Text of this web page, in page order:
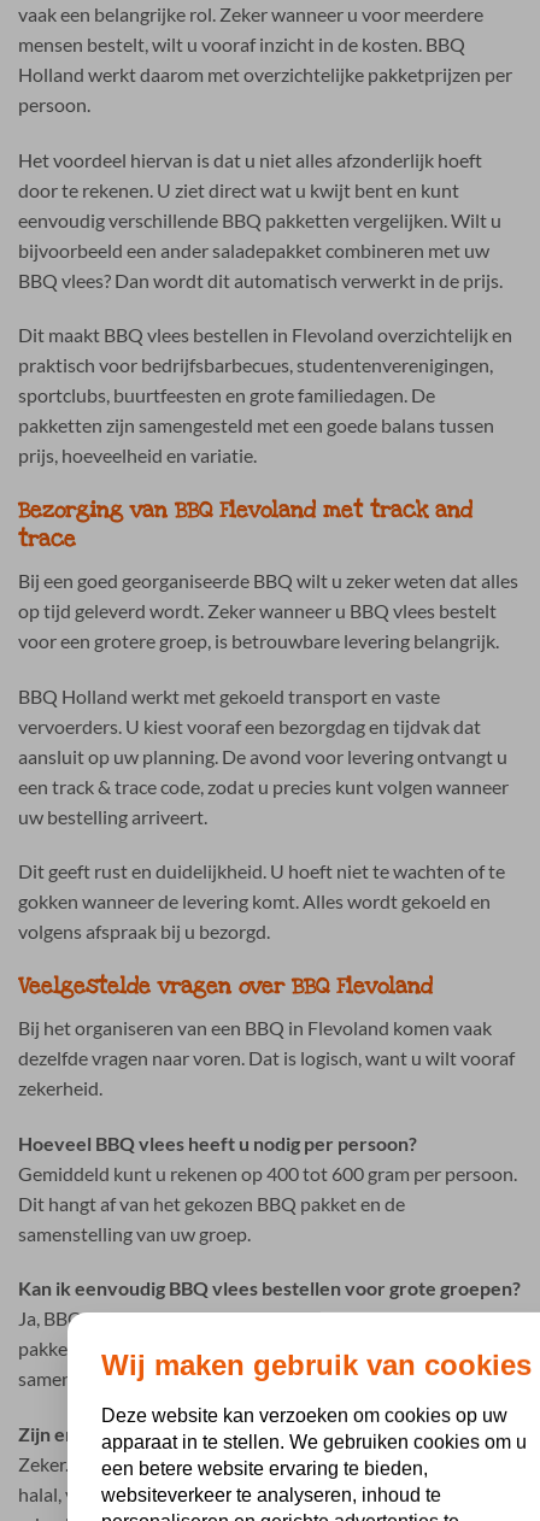
vaak een belangrijke rol. Zeker wanneer u voor meerdere
mensen bestelt, wilt u vooraf inzicht in de kosten. BBQ
Holland werkt daarom met overzichtelijke pakketprijzen per
persoon.
Het voordeel hiervan is dat u niet alles afzonderlijk hoeft
door te rekenen. U ziet direct wat u kwijt bent en kunt
eenvoudig verschillende BBQ pakketten vergelijken. Wilt u
bijvoorbeeld een ander saladepakket combineren met uw
BBQ vlees? Dan wordt dit automatisch verwerkt in de prijs.
Dit maakt BBQ vlees bestellen in Flevoland overzichtelijk en
praktisch voor bedrijfsbarbecues, studentenverenigingen,
sportclubs, buurtfeesten en grote familiedagen. De
pakketten zijn samengesteld met een goede balans tussen
prijs, hoeveelheid en variatie.
Bezorging van BBQ Flevoland met track and
trace
Bij een goed georganiseerde BBQ wilt u zeker weten dat alles
op tijd geleverd wordt. Zeker wanneer u BBQ vlees bestelt
voor een grotere groep, is betrouwbare levering belangrijk.
BBQ Holland werkt met gekoeld transport en vaste
vervoerders. U kiest vooraf een bezorgdag en tijdvak dat
aansluit op uw planning. De avond voor levering ontvangt u
een track & trace code, zodat u precies kunt volgen wanneer
uw bestelling arriveert.
Dit geeft rust en duidelijkheid. U hoeft niet te wachten of te
gokken wanneer de levering komt. Alles wordt gekoeld en
volgens afspraak bij u bezorgd.
Veelgestelde vragen over BBQ Flevoland
Bij het organiseren van een BBQ in Flevoland komen vaak
dezelfde vragen naar voren. Dat is logisch, want u wilt vooraf
zekerheid.
Hoeveel BBQ vlees heeft u nodig per persoon?
Gemiddeld kunt u rekenen op 400 tot 600 gram per persoon.
Dit hangt af van het gekozen BBQ pakket en de
samenstelling van uw groep.
Kan ik eenvoudig BBQ vlees bestellen voor grote groepen?
Ja, BBQ Holland is gespecialiseerd in complete BBQ
pakketten voor groepen. Hierdoor hoeft u niet alles los
samen te stellen.
Zijn er ook opties voor dieetwensen?
Zeker. Er zijn verschillende mogelijkheden beschikbaar zoals
halal, vegetarisch en glutenvrij. Zo houdt u eenvoudig
Wij maken gebruik van cookies
Deze website kan verzoeken om cookies op uw
apparaat in te stellen. We gebruiken cookies om u
een betere website ervaring te bieden,
websiteverkeer te analyseren, inhoud te